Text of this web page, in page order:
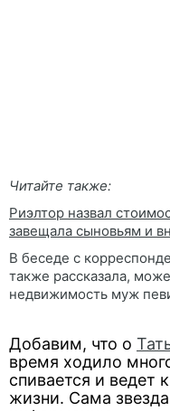
Читайте также:
Риэлтор назвал
завещала сыновьям и
В беседе с
также рассказала,
недвижимость муж
Добавим, что о
время ходило
спивается и ведет
жизни. Сама